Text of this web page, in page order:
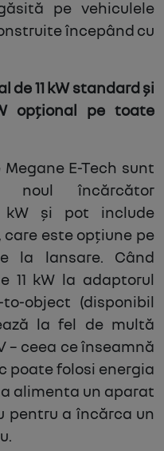
pe vehiculele
începând cu
11 kW standard și
opțional pe toate
E-Tech sunt
noul încărcător
kW și pot include
care este opțiune pe
la lansare. Când
11 kW la adaptorul
object (disponibil
la fel de multă
– ceea ce înseamnă
poate folosi energia
alimenta un aparat
pentru a încărca un